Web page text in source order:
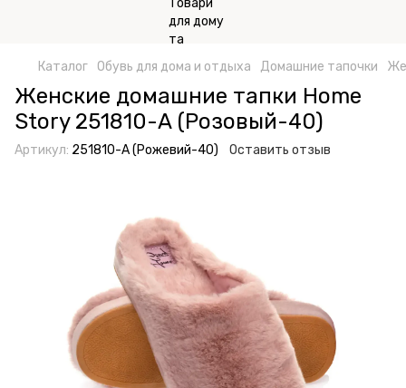
Каталог Обувь для дома и отдыха Домашние тапочки
Женские домашние тапки Home
Story 251810-А (Розовый-40)
Артикул: 251810-А (Рожевий-40) Оставить отзыв